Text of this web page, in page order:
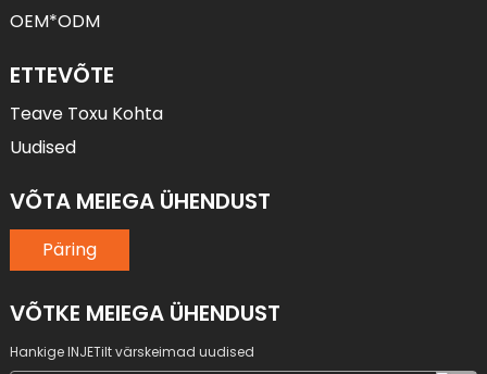
OEM*ODM
ETTEVÕTE
Teave Toxu Kohta
Uudised
VÕTA MEIEGA ÜHENDUST
Päring
VÕTKE MEIEGA ÜHENDUST
Hankige INJETilt värskeimad uudised